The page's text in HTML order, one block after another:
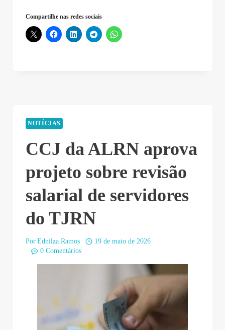
Compartilhe nas redes sociais
NOTÍCIAS
CCJ da ALRN aprova
projeto sobre revisão
salarial de servidores
do TJRN
Por Ednilza Ramos
19 de maio de 2026
0 Comentários